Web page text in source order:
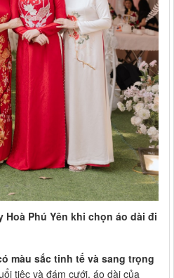
Phú Yên khi chọn áo dài đi
màu sắc tinh tế và sang trọng
tiệc và đám cưới, áo dài của